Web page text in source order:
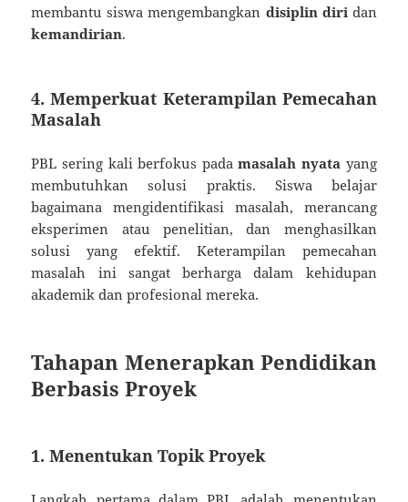
membantu siswa mengembangkan disiplin diri dan
kemandirian.
4. Memperkuat Keterampilan Pemecahan
Masalah
PBL sering kali berfokus padamasalah nyata yang
membutuhkan solusi praktis. Siswa belajar
bagaimana mengidentifikasi masalah, merancang
eksperimen atau penelitian, dan menghasilkan
solusi yang efektif. Keterampilan pemecahan
masalah ini sangat berharga dalam kehidupan
akademik dan profesional mereka.
Tahapan Menerapkan Pendidikan
Berbasis Proyek
1. Menentukan Topik Proyek